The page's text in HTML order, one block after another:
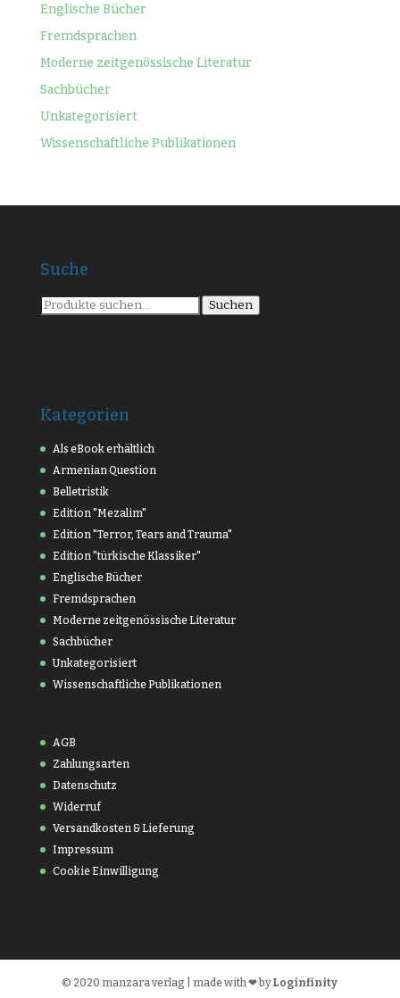
Englische Bücher
Fremdsprachen
Moderne zeitgenössische Literatur
Sachbücher
Unkategorisiert
Wissenschaftliche Publikationen
Suche
Suche
nach:
Suchen
Kategorien
Als eBook erhältlich
Armenian Question
Belletristik
Edition "Mezalim"
Edition "Terror, Tears and Trauma"
Edition "türkische Klassiker"
Englische Bücher
Fremdsprachen
Moderne zeitgenössische Literatur
Sachbücher
Unkategorisiert
Wissenschaftliche Publikationen
AGB
Zahlungsarten
Datenschutz
Widerruf
Versandkosten & Lieferung
Impressum
Cookie Einwilligung
© 2020 manzara verlag | made with ❤ byLoginfinity